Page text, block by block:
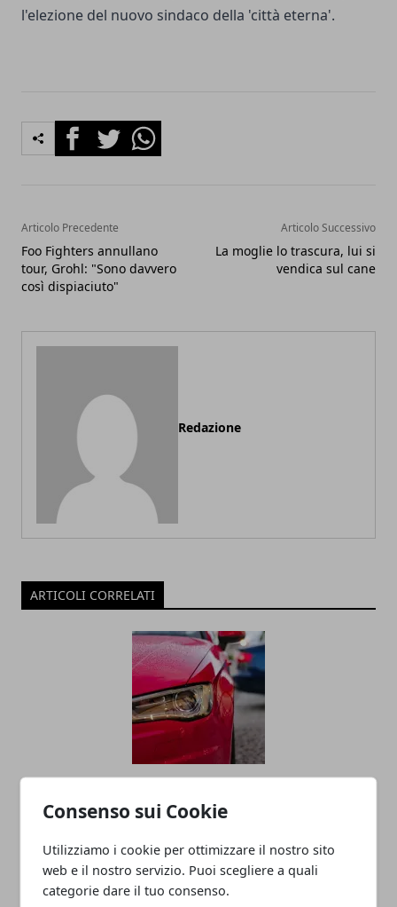
Consenso sui Cookie
Utilizziamo i cookie per ottimizzare il nostro sito
web e il nostro servizio. Puoi scegliere a quali
categorie dare il tuo consenso.
l'elezione del nuovo sindaco della 'città eterna'.
FacebookTwitterWhatsapp
Articolo Precedente
Foo Fighters annullano
tour, Grohl: "Sono davvero
così dispiaciuto"
Articolo Successivo
La moglie lo trascura, lui si
vendica sul cane
Redazione
ARTICOLI CORRELATI
il concetto di proprietà dei veicoli